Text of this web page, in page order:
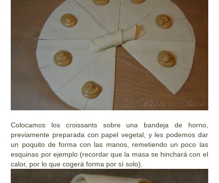
Colocamos los croissants sobre una bandeja de horno,
previamente preparada con papel vegetal, y les podemos dar
un poquito de forma con las manos, remetiendo un poco las
esquinas por ejemplo (recordar que la masa se hinchará con el
calor, por lo que cogerá forma por sí solo).